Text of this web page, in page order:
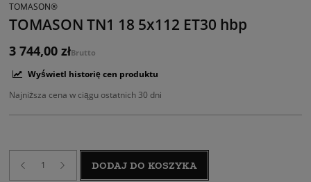
TOMASON®
TOMASON TN1 18 5x112 ET30 hbp
3 744,00 złBrutto
Wyświetl historię cen produktu
Najniższa cena w ciągu ostatnich 30 dni
DODAJ DO KOSZYKA